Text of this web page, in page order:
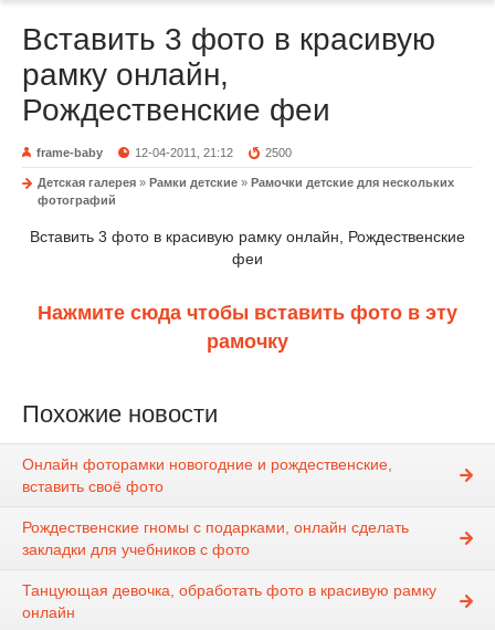
Вставить 3 фото в красивую
рамку онлайн,
Рождественские феи
frame-baby 12-04-2011, 21:12 2500
Детская галерея » Рамки детские » Рамочки детские для нескольких
фотографий
Вставить 3 фото в красивую рамку онлайн, Рождественские
феи
Нажмите сюда чтобы вставить фото в эту
рамочку
Похожие новости
Онлайн фоторамки новогодние и рождественские,
вставить своё фото
Рождественские гномы с подарками, онлайн сделать
закладки для учебников с фото
Танцующая девочка, обработать фото в красивую рамку
онлайн